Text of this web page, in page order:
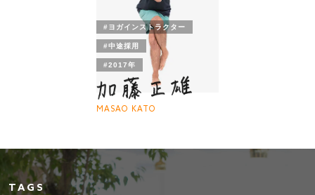
MASAO KATO
#ヨガインストラクター
#中途採用
#2017年
TAGS